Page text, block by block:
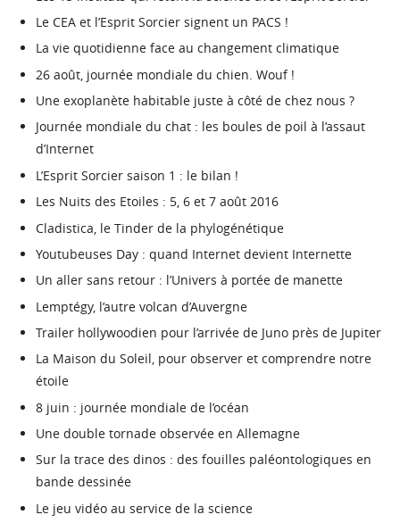
Le CEA et l’Esprit Sorcier signent un PACS !
La vie quotidienne face au changement climatique
26 août, journée mondiale du chien. Wouf !
Une exoplanète habitable juste à côté de chez nous ?
Journée mondiale du chat : les boules de poil à l’assaut
d’Internet
L’Esprit Sorcier saison 1 : le bilan !
Les Nuits des Etoiles : 5, 6 et 7 août 2016
Cladistica, le Tinder de la phylogénétique
Youtubeuses Day : quand Internet devient Internette
Un aller sans retour : l’Univers à portée de manette
Lemptégy, l’autre volcan d’Auvergne
Trailer hollywoodien pour l’arrivée de Juno près de Jupiter
La Maison du Soleil, pour observer et comprendre notre
étoile
8 juin : journée mondiale de l’océan
Une double tornade observée en Allemagne
Sur la trace des dinos : des fouilles paléontologiques en
bande dessinée
Le jeu vidéo au service de la science